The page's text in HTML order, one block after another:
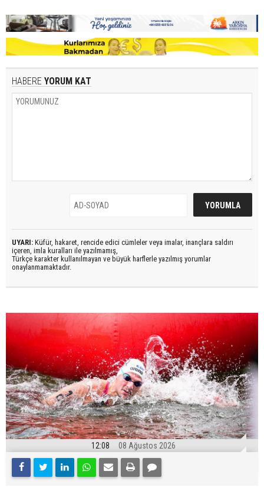
HABERE YORUM KAT
UYARI: Küfür, hakaret, rencide edici cümleler veya imalar, inançlara saldırı
içeren, imla kuralları ile yazılmamış,
Türkçe karakter kullanılmayan ve büyük harflerle yazılmış yorumlar
onaylanmamaktadır.
12:08 08 Ağustos 2026